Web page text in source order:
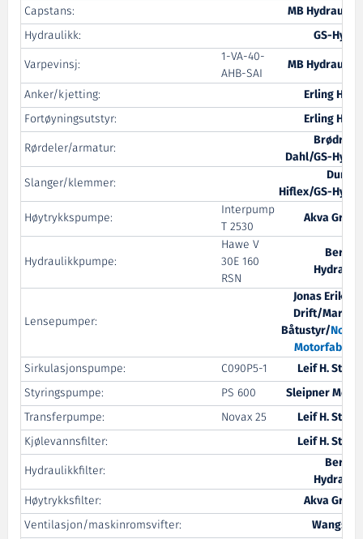
Capstans:
MB Hydraulikk
Hydraulikk:
GS-Hydro
Varpevinsj:
1-VA-40-
AHB-SAI
MB Hydraulikk
Anker/kjetting:
Erling Haug
Fortøyningsutstyr:
Erling Haug
Rørdeler/armatur:
Brødrene
Dahl/GS-Hydro
Slanger/klemmer:
Dunlop
Hiflex/GS-Hydro
Høytrykkspumpe:
Interpump
T 2530
Akva Group
Hydraulikkpumpe:
Hawe V
30E 160
RSN
Bergen
Hydraulic
Lensepumper:
Jonas Eriksen
Drift/Maritim
Båtustyr/Nogva
Motorfabrikk
Sirkulasjonspumpe:
C090P5-1
Leif H. Strøm
Styringspumpe:
PS 600
Sleipner Motor
Transferpumpe:
Novax 25
Leif H. Strøm
Kjølevannsfilter:
Leif H. Strøm
Hydraulikkfilter:
Bergen
Hydraulic
Høytrykksfilter:
Akva Group
Ventilasjon/maskinromsvifter:
Wangsmo